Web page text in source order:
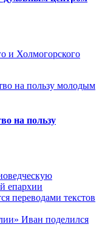
и Холмогорского
на пользу
епархии
переводами текстов
Иван поделился